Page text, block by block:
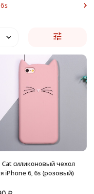
Cat силиконовый чехол
iPhone 6, 6s (розовый)